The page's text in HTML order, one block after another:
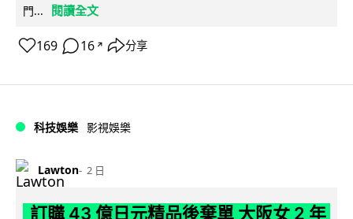
門...
閱讀全文
169 16 ↗ 分享
科技娛樂 影視娛樂
Lawton 2 日
訂購 43 億日元精品後棄單 大阪女 2 年